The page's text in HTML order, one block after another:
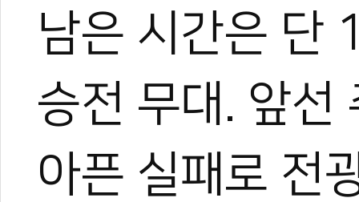
남은 시간은 단
승전 무대. 앞선
아픈 실패로 전